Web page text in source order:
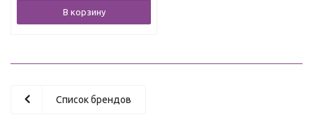
В корзину
Список брендов